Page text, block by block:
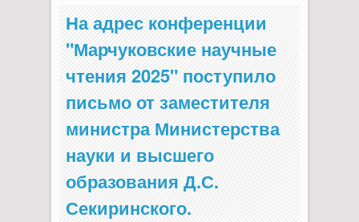
На адрес конференции
"Марчуковские научные
чтения 2025" поступило
письмо от заместителя
министра Министерства
науки и высшего
образования Д.С.
Секиринского.